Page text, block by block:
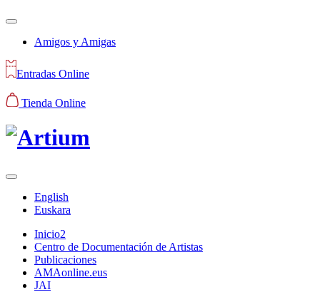
Amigos y Amigas
Entradas Online
Tienda Online
English
Euskara
Inicio2
Centro de Documentación de Artistas
Publicaciones
AMAonline.eus
JAI